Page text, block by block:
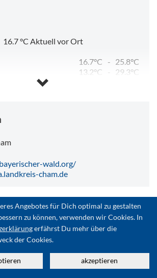
16.7°C Aktuell vor Ort
16.7°C - 25.8°C
13.2°C -
29.3°C
wald.org/
cham.de
destination.one
Zuletzt geändert am 27.07.2026
ID: e_100894937
Angebotes für Dich optimal zu gestalten
zu können, verwenden wir Cookies. In
erfährst Du mehr über die
der Cookies.
akzeptieren